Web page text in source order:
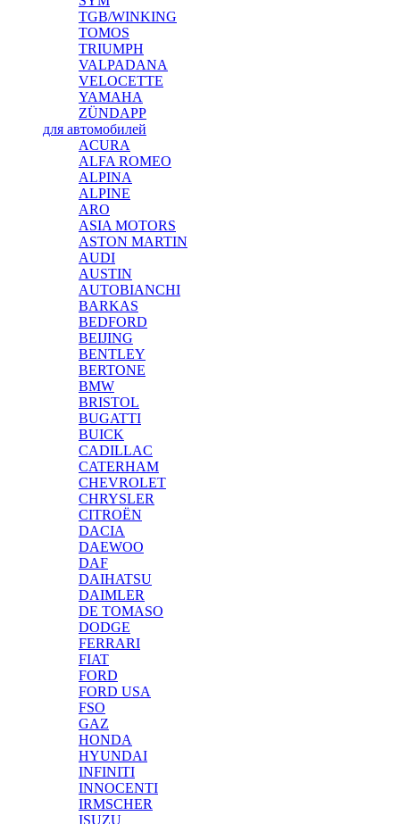
TGB/WINKING
TOMOS
TRIUMPH
VALPADANA
VELOCETTE
YAMAHA
ZÜNDAPP
для автомобилей
ACURA
ALFA ROMEO
ALPINA
ALPINE
ARO
ASIA MOTORS
ASTON MARTIN
AUDI
AUSTIN
AUTOBIANCHI
BARKAS
BEDFORD
BEIJING
BENTLEY
BERTONE
BMW
BRISTOL
BUGATTI
BUICK
CADILLAC
CATERHAM
CHEVROLET
CHRYSLER
CITROËN
DACIA
DAEWOO
DAF
DAIHATSU
DAIMLER
DE TOMASO
DODGE
FERRARI
FIAT
FORD
FORD USA
FSO
GAZ
HONDA
HYUNDAI
INFINITI
INNOCENTI
IRMSCHER
ISUZU